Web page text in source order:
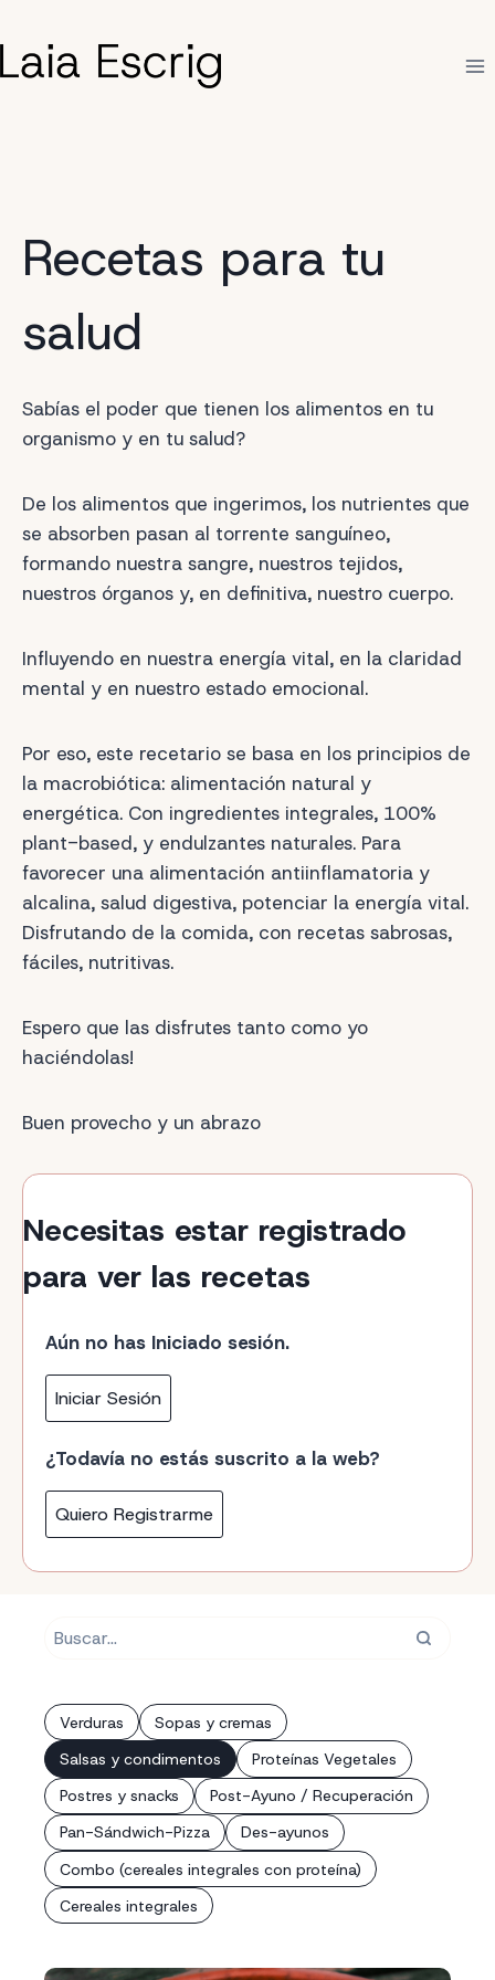
al
contenido
Recetas para tu
salud
Sabías el poder que tienen los alimentos en tu
organismo y en tu salud?
De los alimentos que ingerimos, los nutrientes que
se absorben pasan al torrente sanguíneo,
formando nuestra sangre, nuestros tejidos,
nuestros órganos y, en definitiva, nuestro cuerpo.
Influyendo en nuestra energía vital, en la claridad
mental y en nuestro estado emocional.
Por eso, este recetario se basa en los principios de
la macrobiótica: alimentación natural y
energética. Con ingredientes integrales, 100%
plant-based, y endulzantes naturales. Para
favorecer una alimentación antiinflamatoria y
alcalina, salud digestiva, potenciar la energía vital.
Disfrutando de la comida, con recetas sabrosas,
fáciles, nutritivas.
Espero que las disfrutes tanto como yo
haciéndolas!
Buen provecho y un abrazo
Necesitas estar registrado
para ver las recetas
Aún no has Iniciado sesión.
Iniciar Sesión
¿Todavía no estás suscrito a la web?
Quiero Registrarme
Verduras
Sopas y cremas
Salsas y condimentos
Proteínas Vegetales
Postres y snacks
Post-Ayuno / Recuperación
Pan-Sándwich-Pizza
Des-ayunos
Combo (cereales integrales con proteína)
Cereales integrales